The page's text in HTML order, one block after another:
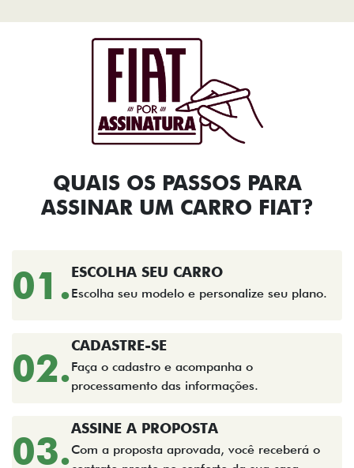
QUAIS OS PASSOS PARA
ASSINAR UM CARRO FIAT?​
01.ESCOLHA SEU CARRO
Escolha seu modelo e personalize seu plano.
02.
CADASTRE-SE
Faça o cadastro e acompanha o
processamento das informações.
03.
ASSINE A PROPOSTA
Com a proposta aprovada, você receberá o